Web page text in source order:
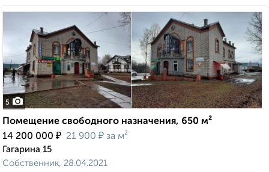
5
Помещение свободного назначения, 650 м²
14 200 000 ₽ 21 900 ₽ за м²
Гагарина 15
Собственник, 28.04.2021